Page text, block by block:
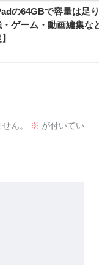
の64GBで容量は足
・ゲーム・動画編集な
ん。 ※ が付いてい